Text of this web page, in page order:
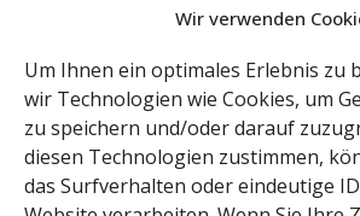
Wir verwenden
Um Ihnen ein optimales Erlebnis zu
wir Technologien wie Cookies, um
zu speichern und/oder darauf
diesen Technologien zustimmen,
das Surfverhalten oder eindeutige
Öffnungszeiten
16:30 Uhr
Freitag: 08:00 –
14:30 Uhr
20